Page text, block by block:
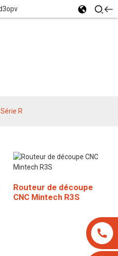
Série R
Routeur de découpe
CNC Mintech R3S